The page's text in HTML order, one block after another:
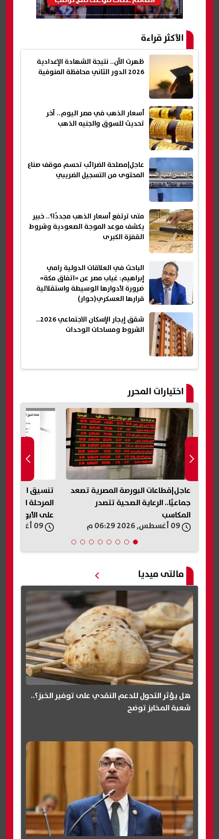
الأكثر قراءة
ظهرت الآن.. نتيجة الشهادة الإعدادية
2026 الدور الثاني محافظة المنوفية
أسعار الذهب في مصر اليوم.. آخر
تحديث للسوق والجنيه الذهب
عاجل|مصلحة الضرائب تحسم موقف صناع
المحتوى من التسجيل الضريبي
متى ترتفع أسعار الذهب مجددًا؟.. خبير
يكشف موعد الموجة الصعودية وشروط
القفزة الكبرى
الباحث في العلاقات الدولية رامي
إبراهيم: غياب مصر عن «اتفاق مكة»
ضرورة لأدوارها الوسيطة واستقلالية
قرارها العسكري(حوار)
شقق إيجار الإسكان الاجتماعي 2026..
الشروط ومساحات الوحدات
اختيارات المحرر
عاجل|قطاعات البورصة المصرية تصعد
جماعيًا.. الرعاية الصحية تتصدر
المكاسب
المرحلة الأولى
على الأبواب
مالتى ميديا
هل يؤثر التحول للدعم النقدي على توفير الخبز؟..
شعبة المخابز توضح